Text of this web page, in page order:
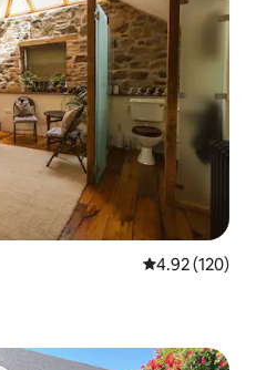
Calificación
4.92 (120)